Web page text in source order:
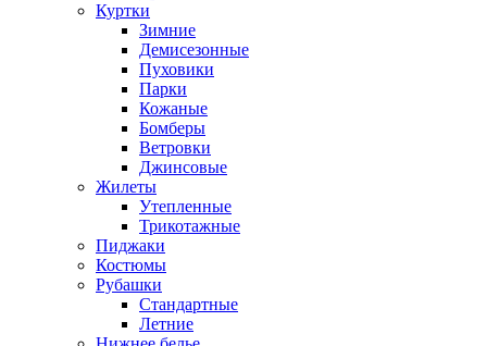
Куртки
Зимние
Демисезонные
Пуховики
Парки
Кожаные
Бомберы
Ветровки
Джинсовые
Жилеты
Утепленные
Трикотажные
Пиджаки
Костюмы
Рубашки
Стандартные
Летние